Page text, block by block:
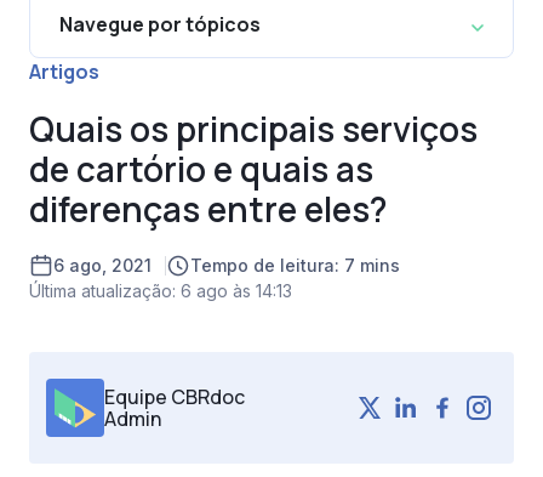
Navegue por tópicos
Artigos
Quais os principais serviços
de cartório e quais as
diferenças entre eles?
6 ago, 2021
Tempo de leitura: 7 mins
Última atualização: 6 ago às 14:13
Equipe CBRdoc
Admin